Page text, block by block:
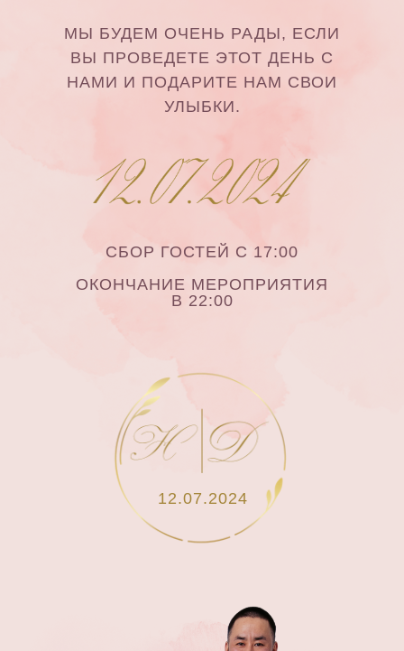
МЫ БУДЕМ ОЧЕНЬ РАДЫ, ЕСЛИ
ВЫ ПРОВЕДЕТЕ ЭТОТ ДЕНЬ С
НАМИ И ПОДАРИТЕ НАМ СВОИ
УЛЫБКИ.
СБОР ГОСТЕЙ С 17:00
ОКОНЧАНИЕ МЕРОПРИЯТИЯ
В 22:00
12.07.2024